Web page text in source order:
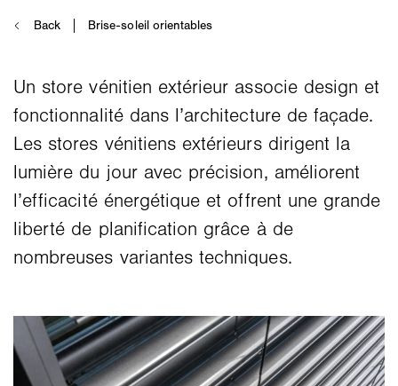
Un store vénitien extérieur associe design et
fonctionnalité dans l’architecture de façade.
Les stores vénitiens extérieurs dirigent la
lumière du jour avec précision, améliorent
l’efficacité énergétique et offrent une grande
liberté de planification grâce à de
nombreuses variantes techniques.